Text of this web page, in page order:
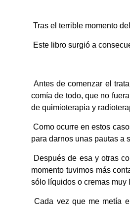
Tras el terrible momento
Este libro surgió a
Antes de comenzar el
comía de todo, que no
de quimioterapia y
Como ocurre en estos
para darnos unas pautas a
Después de esa y otras
momento tuvimos más
sólo líquidos o cremas muy
Cada vez que me metía